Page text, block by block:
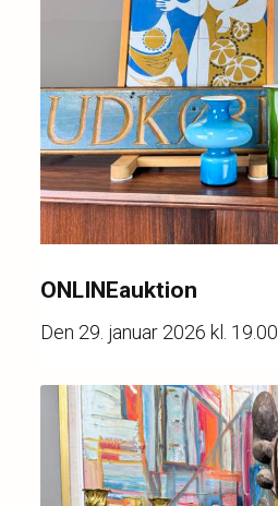
ONLINEauktion
Den 29. januar 2026 kl. 19.00